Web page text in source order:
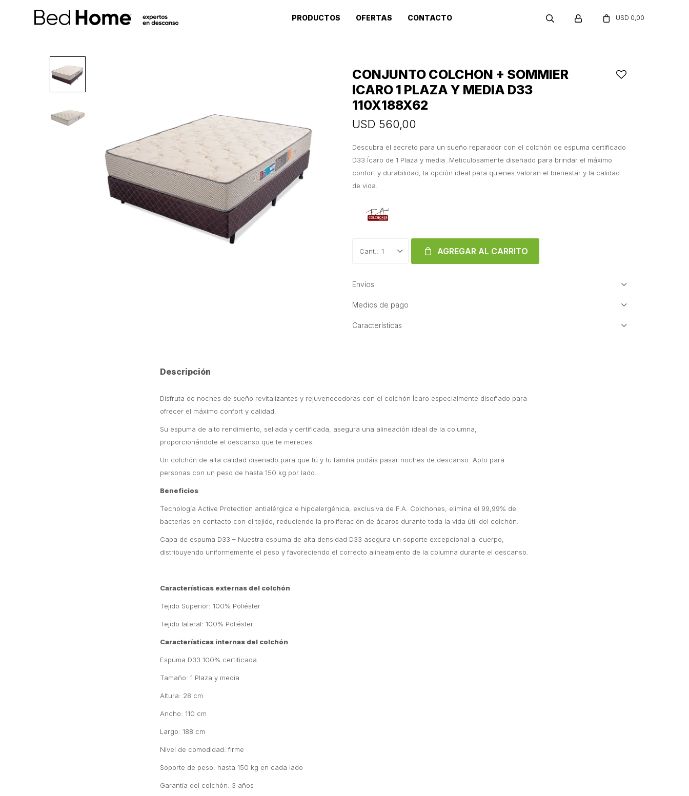
PRODUCTOS OFERTAS CONTACTO USD 0,00
CONJUNTO COLCHON + SOMMIER
ICARO 1 PLAZA Y MEDIA D33
110X188X62
USD 560,00
Descubra el secreto para un sueño reparador con el colchón de espuma certificado
D33 Ícaro de 1 Plaza y media .Meticulosamente diseñado para brindar el máximo
confort y durabilidad, la opción ideal para quienes valoran el bienestar y la calidad
de vida.
1 AGREGAR AL CARRITO
Envíos
Medios de pago
Características
Descripción
Disfruta de noches de sueño revitalizantes y rejuvenecedoras con el colchón Ícaro especialmente diseñado para
ofrecer el máximo confort y calidad.
Su espuma de alto rendimiento, sellada y certificada, asegura una alineación ideal de la columna,
proporcionándote el descanso que te mereces.
Un colchón de alta calidad diseñado para que tú y tu familia podáis pasar noches de descanso. Apto para
personas con un peso de hasta 150 kg por lado.
Beneficios
Tecnología Active Protection antialérgica e hipoalergénica, exclusiva de F.A. Colchones, elimina el 99,99% de
bacterias en contacto con el tejido, reduciendo la proliferación de ácaros durante toda la vida útil del colchón.
Capa de espuma D33 – Nuestra espuma de alta densidad D33 asegura un soporte excepcional al cuerpo,
distribuyendo uniformemente el peso y favoreciendo el correcto alineamiento de la columna durante el descanso.
Características externas del colchón
Tejido Superior: 100% Poliéster
Tejido lateral: 100% Poliéster
Características internas del colchón
Espuma D33 100% certificada
Tamaño: 1 Plaza y media
Altura: 28 cm
Ancho: 110 cm
Largo: 188 cm
Nivel de comodidad: firme
Soporte de peso: hasta 150 kg en cada lado
Garantía del colchón: 3 años